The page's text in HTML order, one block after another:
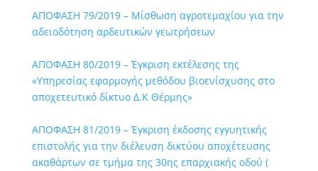
ΑΠΟΦΑΣΗ 79/2019 – Μίσθωση αγροτεμαχίου για την
αδειοδότηση αρδευτικών γεωτρήσεων
ΑΠΟΦΑΣΗ 80/2019 – Έγκριση εκτέλεσης της
«Υπηρεσίας εφαρμογής μεθόδου βιοενίσχυσης στο
αποχετευτικό δίκτυο Δ.Κ Θέρμης»
ΑΠΟΦΑΣΗ 81/2019 – Έγκριση έκδοσης εγγυητικής
επιστολής για την διέλευση δικτύου αποχέτευσης
ακαθάρτων σε τμήμα της 30ης επαρχιακής οδού (